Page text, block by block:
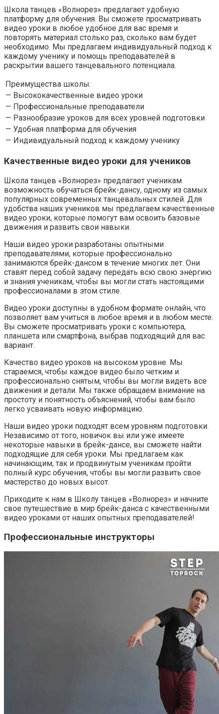
Школа танцев «Волнорез» предлагает удобную
платформу для обучения. Вы сможете просматривать
видео уроки в любое удобное для вас время и
повторять материал столько раз, сколько вам будет
необходимо. Мы предлагаем индивидуальный подход к
каждому ученику и помощь преподавателей в
раскрытии вашего танцевального потенциала.
Преимущества школы:
— Высококачественные видео уроки
— Профессиональные преподаватели
— Разнообразие уроков для всех уровней подготовки
— Удобная платформа для обучения
— Индивидуальный подход к каждому ученику
Качественные видео уроки для учеников
Школа танцев «Волнорез» предлагает ученикам
возможность обучаться брейк-дансу, одному из самых
популярных современных танцевальных стилей. Для
удобства наших учеников мы предлагаем качественные
видео уроки, которые помогут вам освоить базовые
движения и развить свои навыки.
Наши видео уроки разработаны опытными
преподавателями, которые профессионально
занимаются брейк-дансом в течение многих лет. Они
ставят перед собой задачу передать всю свою энергию
и знания ученикам, чтобы вы могли стать настоящими
профессионалами в этом стиле.
Видео уроки доступны в удобном формате онлайн, что
позволяет вам учиться в любое время и в любом месте.
Вы сможете просматривать уроки с компьютера,
планшета или смартфона, выбрав подходящий для вас
вариант.
Качество видео уроков на высоком уровне. Мы
стараемся, чтобы каждое видео было четким и
профессионально снятым, чтобы вы могли видеть все
движения и детали. Мы также обращаем внимание на
простоту и понятность объяснений, чтобы вам было
легко усваивать новую информацию.
Наши видео уроки подходят всем уровням подготовки.
Независимо от того, новичок вы или уже имеете
некоторые навыки в брейк-дансе, вы сможете найти
подходящие для себя уроки. Мы предлагаем как
начинающим, так и продвинутым ученикам пройти
полный курс обучения, чтобы вы могли развить свое
мастерство до новых высот.
Приходите к нам в Школу танцев «Волнорез» и начните
свое путешествие в мир брейк-данса с качественными
видео уроками от наших опытных преподавателей!
Профессиональные инструкторы